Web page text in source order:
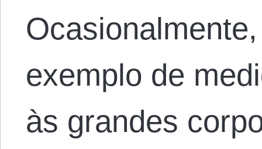
exemplo de
às grandes